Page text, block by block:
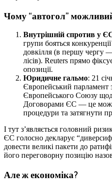
Чому “автогол”
Внутрішній спротив у
групи бояться
довкілля (в першу чергу
лісів). Reuters прямо
опозиції.
Юридичне гальмо: 21
Європейський парламент
Європейського Союзу
Договорами ЄС — це
процедури та затягнути
І тут з’являється головний
ЄС голосно декларує
довести великі пакети до
його переговорну позицію
Але ж економіка?